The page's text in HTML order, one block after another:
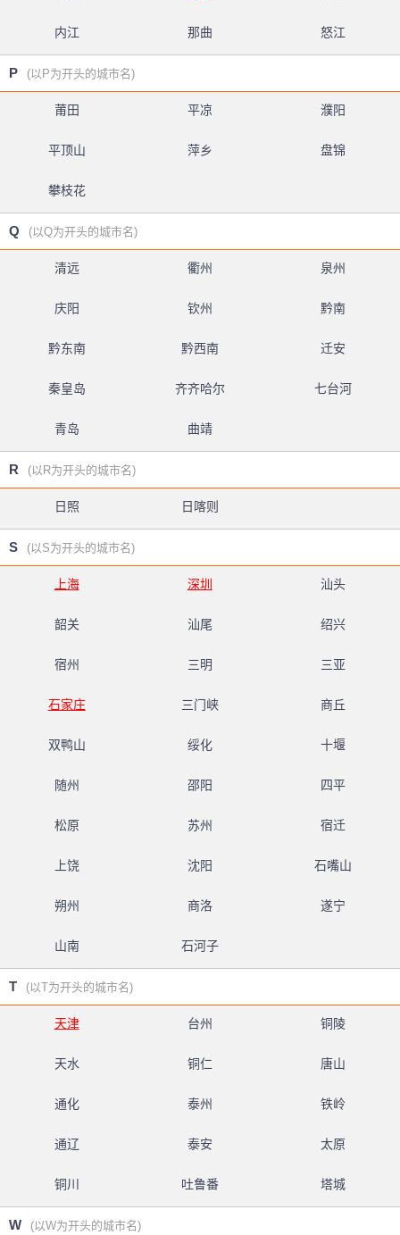
内江 那曲 怒江
P (以P为开头的城市名)
莆田 平凉 濮阳
平顶山 萍乡 盘锦
攀枝花
Q (以Q为开头的城市名)
清远 衢州 泉州
庆阳 钦州 黔南
黔东南 黔西南 迁安
秦皇岛 齐齐哈尔 七台河
青岛 曲靖
R (以R为开头的城市名)
日照 日喀则
S (以S为开头的城市名)
上海 深圳 汕头
韶关 汕尾 绍兴
宿州 三明 三亚
石家庄 三门峡 商丘
双鸭山 绥化 十堰
随州 邵阳 四平
松原 苏州 宿迁
上饶 沈阳 石嘴山
朔州 商洛 遂宁
山南 石河子
T (以T为开头的城市名)
天津 台州 铜陵
天水 铜仁 唐山
通化 泰州 铁岭
通辽 泰安 太原
铜川 吐鲁番 塔城
W (以W为开头的城市名)